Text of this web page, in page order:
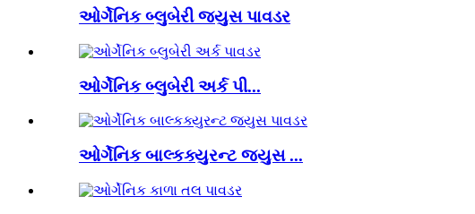
ઓર્ગેનિક બ્લુબેરી જ્યુસ પાવડર
ઓર્ગેનિક બ્લુબેરી અર્ક પી...
ઓર્ગેનિક બાલ્કક્યુરન્ટ જ્યુસ ...